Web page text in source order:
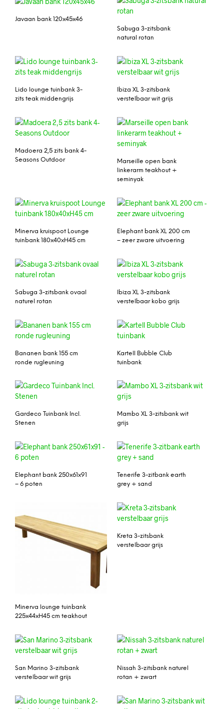
Javaan bank 120x45x46
Sabuga 3-zitsbank
natural rotan
Lido lounge tuinbank 3-
zits teak middengrijs
Ibiza XL 3-zitsbank
verstelbaar wit grijs
Madoera 2,5 zits bank 4-
Seasons Outdoor
Marseille open bank
linkerarm teakhout +
seminyak
Minerva kruispoot Lounge
tuinbank 180x40xH45 cm
Elephant bank XL 200 cm
– zeer zware uitvoering
Sabuga 3-zitsbank ovaal
naturel rotan
Ibiza XL 3-zitsbank
verstelbaar kobo grijs
Bananen bank 155 cm
ronde rugleuning
Kartell Bubble Club
tuinbank
Gardeco Tuinbank Incl.
Stenen
Mambo XL 3-zitsbank wit
grijs
Elephant bank 250x61x91
– 6 poten
Tenerife 3-zitbank earth
grey + sand
Minerva lounge tuinbank
225x44xH45 cm teakhout
Kreta 3-zitsbank
verstelbaar grijs
San Marino 3-zitsbank
verstelbaar wit grijs
Nissah 3-zitsbank naturel
rotan + zwart